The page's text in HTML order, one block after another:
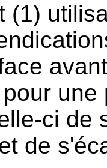
(1)
ci de
de